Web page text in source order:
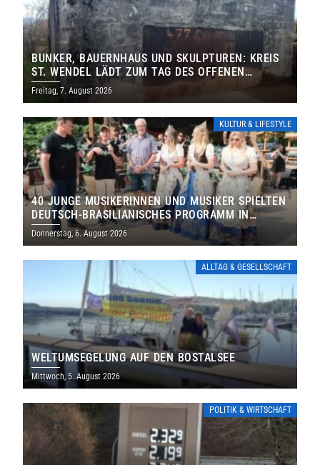
BUNKER, BAUERNHAUS UND SKULPTUREN: KREIS
ST. WENDEL LÄDT ZUM TAG DES OFFENEN
DENKMALS EIN
Freitag, 7. August 2026
KULTUR & LIFESTYLE
40 JUNGE MUSIKERINNEN UND MUSIKER SPIELTEN
DEUTSCH-BRASILIANISCHES PROGRAMM IN
THOLEY
Donnerstag, 6. August 2026
ALLTAG & GESELLSCHAFT
WELTUMSEGELUNG AUF DEN BOSTALSEE
Mittwoch, 5. August 2026
POLITIK & WIRTSCHAFT